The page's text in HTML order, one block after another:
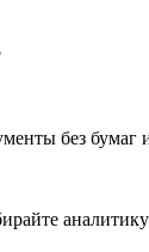
без бумаг